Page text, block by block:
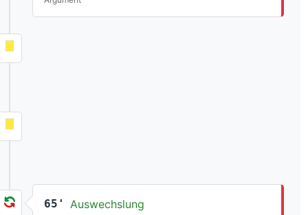
65' Auswechslung